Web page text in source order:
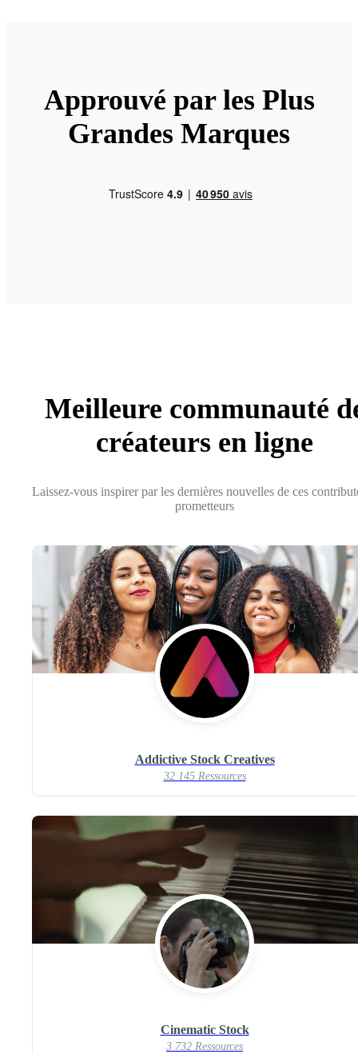
Approuvé par les Plus
Grandes Marques
Meilleure communauté
créateurs en ligne
Laissez-vous inspirer par les dernières nouvelles de ces
prometteurs
Addictive Stock Creatives
32 145 Ressources
Cinematic Stock
3 732 Ressources